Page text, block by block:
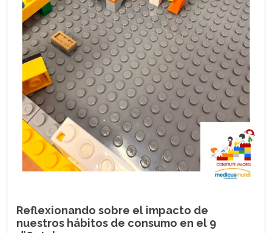
Reflexionando sobre el impacto de
nuestros hábitos de consumo en el 9